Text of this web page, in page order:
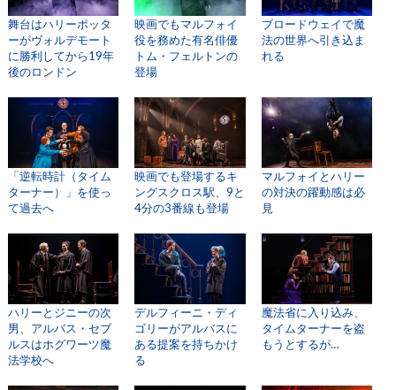
舞台はハリーポッタ
ーがヴォルデモート
に勝利してから19年
後のロンドン
映画でもマルフォイ
役を務めた有名俳優
トム・フェルトンの
登場
ブロードウェイで魔
法の世界へ引き込ま
れる
「逆転時計（タイム
ターナー）」を使っ
て過去へ
映画でも登場するキ
ングスクロス駅、9と
4分の3番線も登場
マルフォイとハリー
の対決の躍動感は必
見
ハリーとジニーの次
男、アルバス・セブ
ルスはホグワーツ魔
法学校へ
デルフィーニ・ディ
ゴリーがアルバスに
ある提案を持ちかけ
る
魔法省に入り込み、
タイムターナーを盗
もうとするが…